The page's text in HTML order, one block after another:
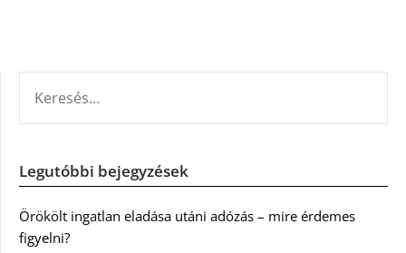
Legutóbbi bejegyzések
Örökölt ingatlan eladása utáni adózás – mire érdemes
figyelni?